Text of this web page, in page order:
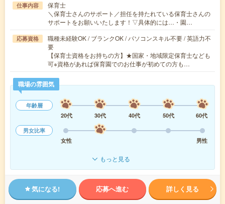
仕事内容
保育士
＼保育士さんのサポート／担任を持たれている保育士さんの
サポートをお願いいたします！▽具体的には…・園…
応募資格
職種未経験OK / ブランクOK / パソコンスキル不要 / 英語力不
要
【保育士資格をお持ちの方】★国家・地域限定保育士なども
可※資格があれば保育園でのお仕事が初めての方も…
職場の雰囲気
年齢層
20代
30代 40代 50代
60代
男女比率
女性
男性
もっと見る
気になる! 応募へ進む 詳しく見る